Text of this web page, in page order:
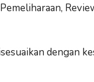
dengan